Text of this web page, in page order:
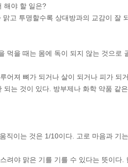
해야 할 일은?
고 투명할수록 상대방과의 교감이 잘
먹을 때는 몸에 독이 되지 않는 것으로
어져 뼈가 되거나 살이 되거나 피가 되
는 것이 있다. 방부제나 화학 약품 같
직이는 것은 1/10이다. 고로 마음과 기
려야 맑은 기를 기를 수 있다는 뜻이다.